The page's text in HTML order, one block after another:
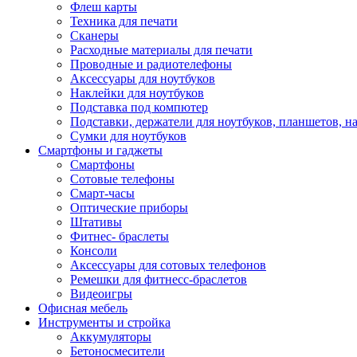
Флеш карты
Техника для печати
Сканеры
Расходные материалы для печати
Проводные и радиотелефоны
Аксессуары для ноутбуков
Наклейки для ноутбуков
Подставка под компютер
Подставки, держатели для ноутбуков, планшетов,
Сумки для ноутбуков
Смартфоны и гаджеты
Смартфоны
Сотовые телефоны
Смарт-часы
Оптические приборы
Штативы
Фитнес- браслеты
Консоли
Аксессуары для сотовых телефонов
Ремешки для фитнесс-браслетов
Видеоигры
Офисная мебель
Инструменты и стройка
Аккумуляторы
Бетоносмесители